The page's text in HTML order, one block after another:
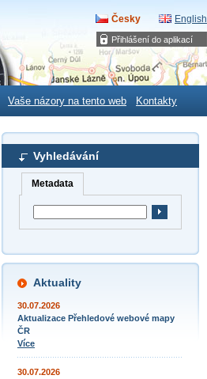
Přihlášení do aplikací
Česky English
Vaše názory na tento web Kontakty
Vyhledávání
Metadata
Aktuality
30.07.2026
Aktualizace Přehledové webové mapy
ČR
Více
30.07.2026